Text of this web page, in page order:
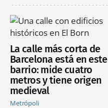
La calle más corta de
Barcelona está en este
barrio: mide cuatro
metros y tiene origen
medieval
Metrópoli